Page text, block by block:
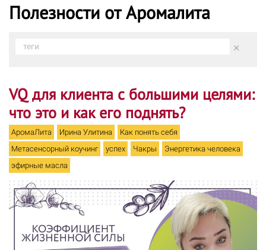
Полезности от Аромалита
×
теги
VQ для клиента с большими целями:
что это и как его поднять?
АромаЛита Ирина Улитина
Как понять себя
Метасенсорный коучинг
успех Чакры
Энергетика человека
эфирные масла